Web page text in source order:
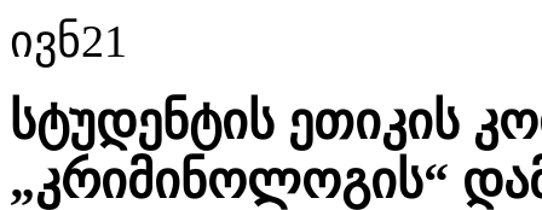
ივნ21
სტუდენტის ეთიკის
„კრიმინოლოგის“